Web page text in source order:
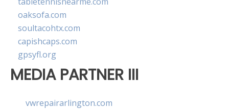
oaksofa.com
soultacohtx.com
capishcaps.com
gpsyfl.org
MEDIA PARTNER III
vwrepairarlington.com